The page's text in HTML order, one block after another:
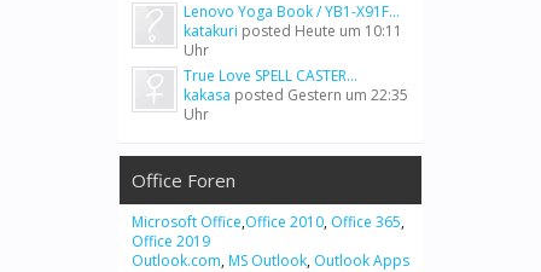
Lenovo Yoga Book / YB1-X91F...
katakuri posted Heute um 10:11
Uhr
True Love SPELL CASTER...
kakasa posted Gestern um 22:35
Uhr
Office Foren
Microsoft Office,Office 2010, Office 365,
Office 2019
Outlook.com, MS Outlook, Outlook Apps